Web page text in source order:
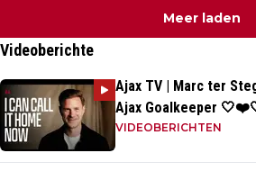
Meer laden
Videoberichte
Ajax TV | Marc ter
Ajax Goalkeeper
VIDEOBERICHTEN